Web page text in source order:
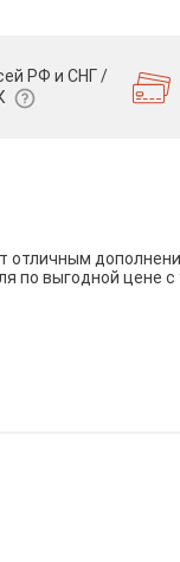
РФ и СНГ /
отличным
по выгодной цене